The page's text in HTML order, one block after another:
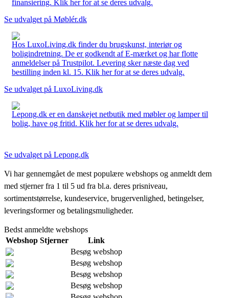
finansiering. Klik her for at se deres udvalg.
Se udvalget på Møblér.dk
Hos LuxoLiving.dk finder du brugskunst, interiør og
boligindretning. De er godkendt af E-mærket og har flotte
anmeldelser på Trustpilot. Levering sker næste dag ved
bestilling inden kl. 15. Klik her for at se deres udvalg.
Se udvalget på LuxoLiving.dk
Lepong.dk er en danskejet netbutik med møbler og lamper til
bolig, have og fritid. Klik her for at se deres udvalg.
Se udvalget på Lepong.dk
Vi har gennemgået de mest populære webshops og anmeldt dem
med stjerner fra 1 til 5 ud fra bl.a. deres prisniveau,
sortimentstørrelse, kundeservice, brugervenlighed, betingelser,
leveringsformer og betalingsmuligheder.
Bedst anmeldte webshops
Webshop Stjerner
Link
Besøg webshop
Besøg webshop
Besøg webshop
Besøg webshop